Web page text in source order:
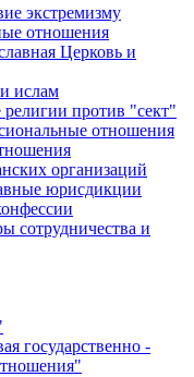
экстремизму
отношения
Церковь и
ислам
против "сект"
отношения
организаций
юрисдикции
сотрудничества и
государственно -